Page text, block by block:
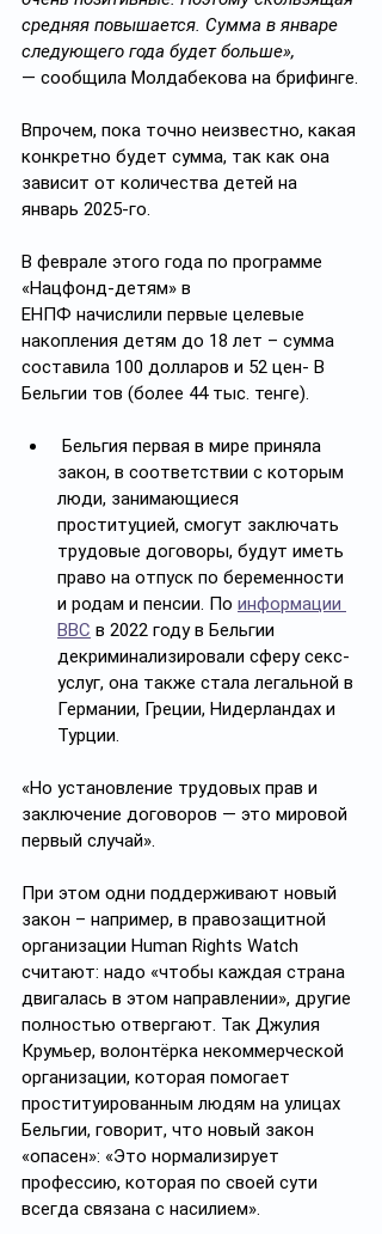
средняя повышается. Сумма в январе
следующего года будет больше»,
— сообщила Молдабекова на брифинге.
Впрочем, пока точно неизвестно, какая
конкретно будет сумма, так как она
зависит от количества детей на
январь 2025-го.
В феврале этого года по программе
«Нацфонд-детям» в
ЕНПФ начислили первые целевые
накопления детям до 18 лет – сумма
составила 100 долларов и 52 цен- В
Бельгии тов (более 44 тыс. тенге).
закон, в соответствии с которым
люди, занимающиеся
проституцией, смогут заключать
трудовые договоры, будут иметь
право на отпуск по беременности
и родам и пенсии. По информации
BBC в 2022 году в Бельгии
декриминализировали сферу секс-
услуг, она также стала легальной в
Германии, Греции, Нидерландах и
Турции.
«Но установление трудовых прав и
заключение договоров — это мировой
первый случай».
При этом одни поддерживают новый
закон – например, в правозащитной
организации Human Rights Watch
считают: надо «чтобы каждая страна
двигалась в этом направлении», другие
полностью отвергают. Так Джулия
Крумьер, волонтёрка некоммерческой
организации, которая помогает
проституированным людям на улицах
Бельгии, говорит, что новый закон
«опасен»: «Это нормализирует
профессию, которая по своей сути
всегда связана с насилием».